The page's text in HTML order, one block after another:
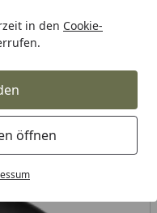
in den Cookie-
öffnen
Vorfenster
6 CM,
Auslauf,